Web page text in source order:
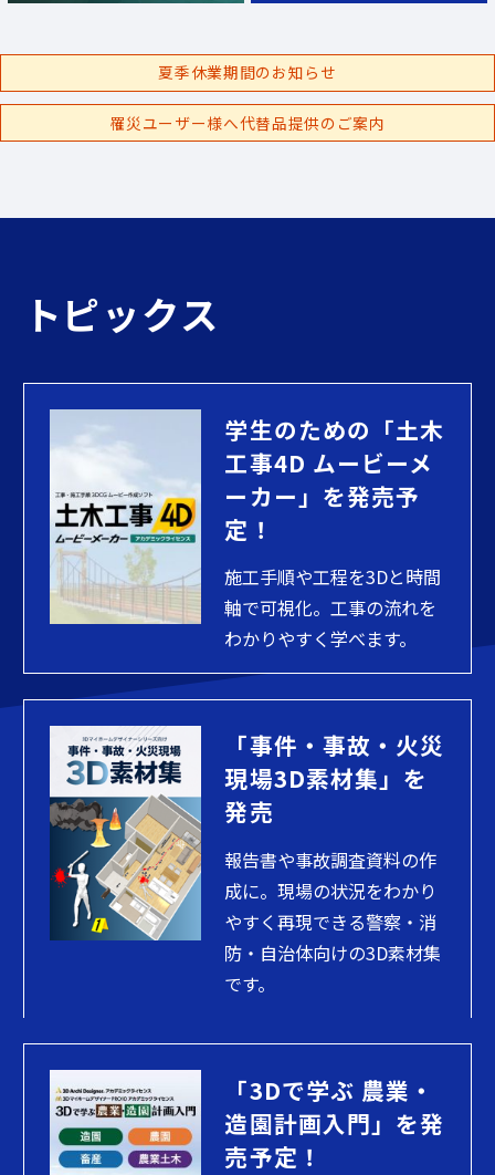
夏季休業期間のお知らせ
罹災ユーザー様へ代替品提供のご案内
トピックス
学生のための「土木
工事4D ムービーメ
ーカー」を発売予
定！
施工手順や工程を3Dと時間
軸で可視化。工事の流れを
わかりやすく学べます。
「事件・事故・火災
現場3D素材集」を
発売
報告書や事故調査資料の作
成に。現場の状況をわかり
やすく再現できる警察・消
防・自治体向けの3D素材集
です。
「3Dで学ぶ 農業・
造園計画入門」を発
売予定！